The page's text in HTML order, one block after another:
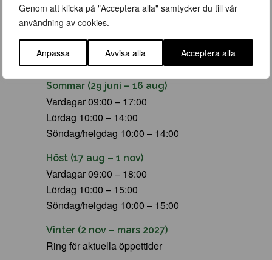
Genom att klicka på "Acceptera alla" samtycker du till vår
användning av cookies.
Anpassa Avvisa alla Acceptera alla
Vår (23 mars – 28 juni)
Vardagar 09:00 – 19:00
Söndag/helgdag 10:00 – 16:00
Sommar (29 juni – 16 aug)
Vardagar 09:00 – 17:00
Lördag 10:00 – 14:00
Söndag/helgdag 10:00 – 14:00
Höst (17 aug – 1 nov)
Vardagar 09:00 – 18:00
Lördag 10:00 – 15:00
Söndag/helgdag 10:00 – 15:00
Vinter (2 nov – mars 2027)
Ring för aktuella öppettider